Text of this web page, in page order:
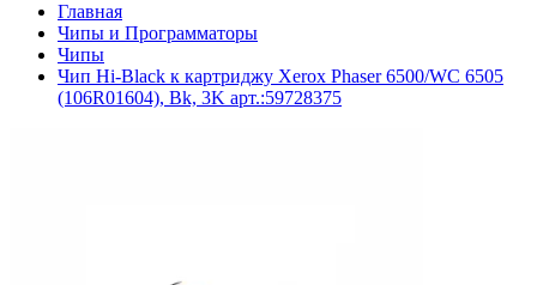
Главная
Чипы и Программаторы
Чипы
Чип Hi-Black к картриджу Xerox Phaser 6500/WC 6505
(106R01604), Bk, 3K арт.:59728375